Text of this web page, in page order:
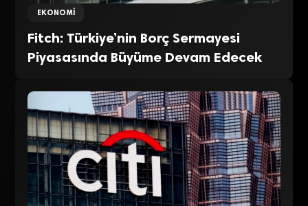
EKONOMI
Fitch: Türkiye’nin Borç Sermayesi
Piyasasında Büyüme Devam Edecek